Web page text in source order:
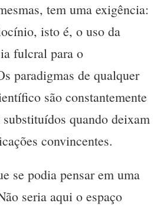
tem uma exigência:
isto é, o uso da
fulcral para o
paradigmas de qualquer
são constantemente
substituídos quando deixam
convincentes.
se podia pensar em uma
seria aqui o espaço